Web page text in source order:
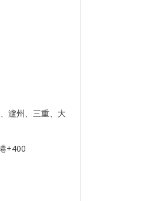
瀘州、三重、大
+400